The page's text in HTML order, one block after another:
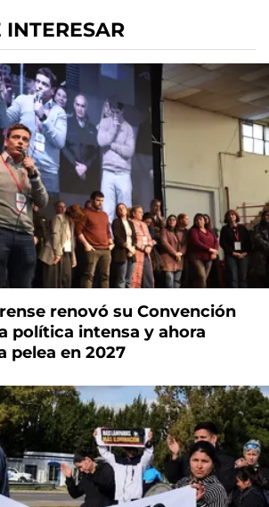
INTERESAR
renovó su Convención
política intensa y ahora
pelea en 2027